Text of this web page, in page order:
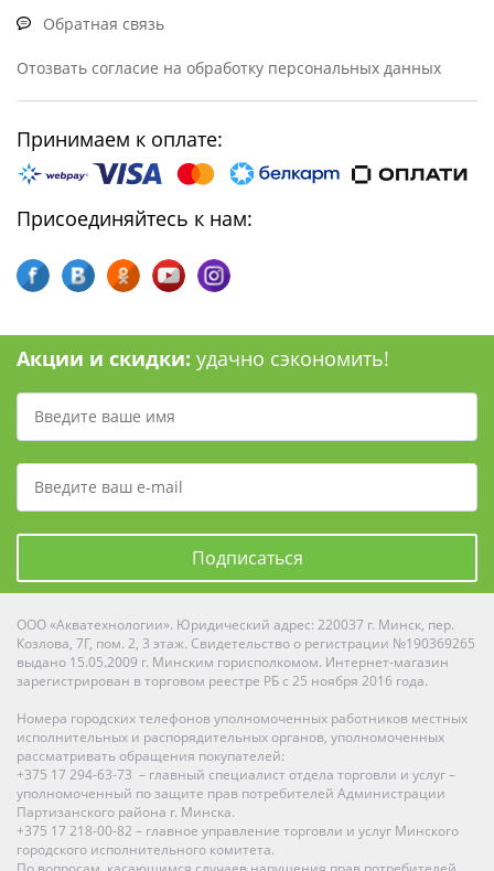
Обратная связь
Отозвать согласие на обработку персональных данных
Принимаем к оплате:
Присоединяйтесь к нам:
Акции и скидки: удачно сэкономить!
Подписаться
ООО «Акватехнологии». Юридический адрес: 220037 г. Минск, пер.
Козлова, 7Г, пом. 2, 3 этаж. Свидетельство о регистрации №190369265
выдано 15.05.2009 г. Минским горисполкомом. Интернет-магазин
зарегистрирован в торговом реестре РБ с 25 ноября 2016 года.
Номера городских телефонов уполномоченных работников местных
исполнительных и распорядительных органов, уполномоченных
рассматривать обращения покупателей:
+375 17 294-63-73 – главный специалист отдела торговли и услуг –
уполномоченный по защите прав потребителей Администрации
Партизанского района г. Минска.
+375 17 218-00-82 – главное управление торговли и услуг Минского
городского исполнительного комитета.